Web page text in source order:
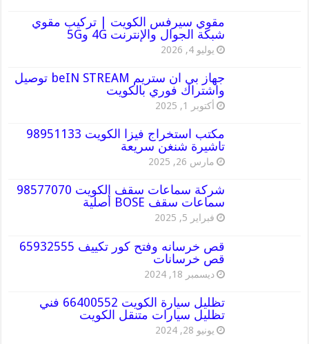
مقوي سيرفس الكويت | تركيب مقوي
شبكة الجوال والإنترنت 4G و5G
يوليو 4, 2026
جهاز بي ان ستريم beIN STREAM توصيل
واشتراك فوري بالكويت
أكتوبر 1, 2025
مكتب استخراج فيزا الكويت 98951133
تاشيرة شنغن سريعة
مارس 26, 2025
شركة سماعات سقف الكويت 98577070
سماعات سقف BOSE أصلية
فبراير 5, 2025
قص خرسانه وفتح كور تكييف 65932555
قص خرسانات
ديسمبر 18, 2024
تظليل سيارة الكويت 66400552 فني
تظليل سيارات متنقل الكويت
يونيو 28, 2024